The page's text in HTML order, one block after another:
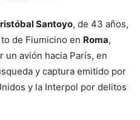
Santoyo, de 43 años,
de Fiumicino en Roma,
un avión hacia París, en
y captura emitido por
y la Interpol por delitos